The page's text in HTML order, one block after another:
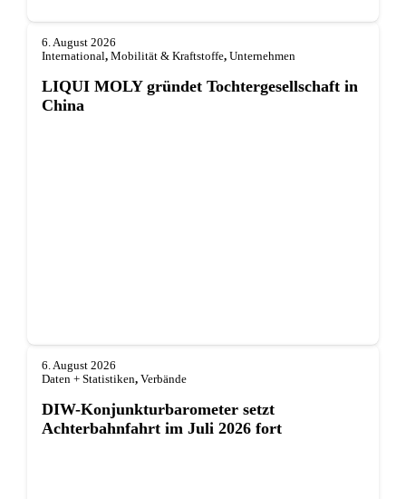
6. August 2026
International, Mobilität & Kraftstoffe, Unternehmen
LIQUI MOLY gründet Tochterge­sellschaft in
China
6. August 2026
Daten + Statistiken, Verbände
DIW-Konjunkturbarometer setzt
Achterbahnfahrt im Juli 2026 fort